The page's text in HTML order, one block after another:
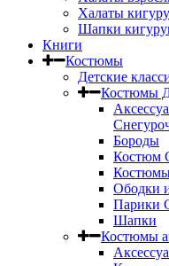
Халаты
Шапки
Книги
Костюмы
Детские
Костюмы
Бороды
Костюм
Костюмы
Ободки
Парики
Шапки
Костюмы